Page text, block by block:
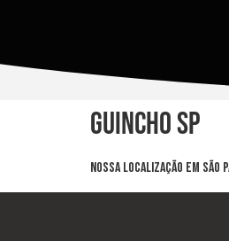
Guincho SP
Nossa Localização em São